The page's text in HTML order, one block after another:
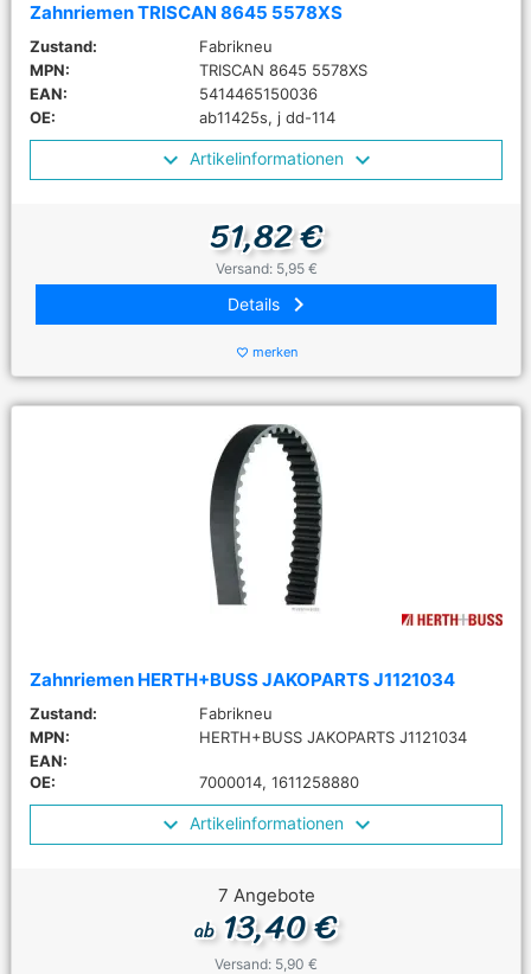
Zahnriemen TRISCAN 8645 5578XS
Zustand:
Fabrikneu
MPN:
TRISCAN 8645 5578XS
EAN:
5414465150036
OE:
ab11425s, j dd-114
Artikelinformationen
51,82 €
Versand: 5,95 €
Details keyboard_arrow_right
favorite_border merken
Zahnriemen HERTH+BUSS JAKOPARTS J1121034
Zustand:
Fabrikneu
MPN:
HERTH+BUSS JAKOPARTS J1121034
EAN:
OE:
7000014, 1611258880
Artikelinformationen
7 Angebote
ab13,40 €
Versand: 5,90 €